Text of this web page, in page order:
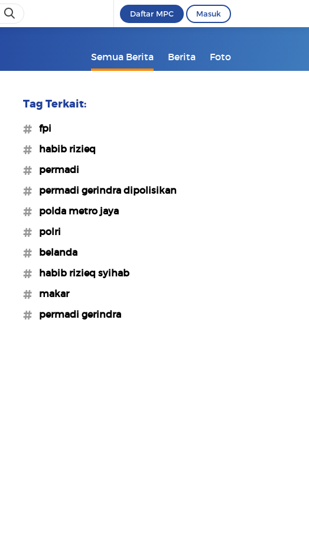
Daftar MPC Masuk
Semua Berita Berita Foto
Tag Terkait:
#fpi
#habib rizieq
#permadi
#permadi gerindra dipolisikan
#polda metro jaya
#polri
#belanda
#habib rizieq syihab
#makar
#permadi gerindra